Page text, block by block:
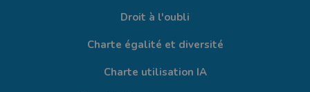
Droit à l'oubli
Charte égalité et diversité
Charte utilisation IA